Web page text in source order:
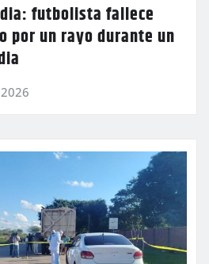
futbolista fallece
por un rayo durante un